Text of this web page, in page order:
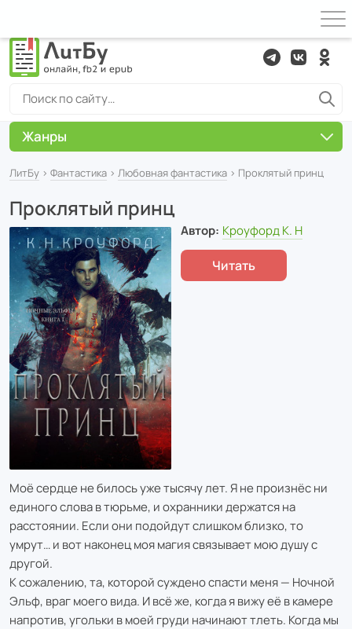
ЛитБу › Фантастика › Любовная фантастика › Проклятый принц
Проклятый принц
Автор: Кроуфорд К. Н
Читать
Моё сердце не билось уже тысячу лет. Я не произнёс ни
единого слова в тюрьме, и охранники держатся на
расстоянии. Если они подойдут слишком близко, то
умрут… и вот наконец моя магия связывает мою душу с
другой.
К сожалению, та, которой суждено спасти меня — Ночной
Эльф, враг моего вида. И всё же, когда я вижу её в камере
напротив, угольки в моей груди начинают тлеть. Когда мы
Жанры